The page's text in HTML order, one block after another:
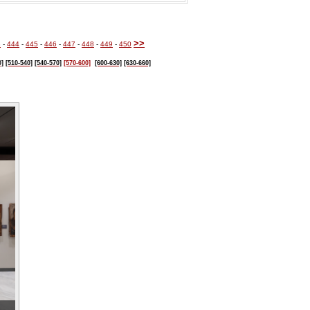
- 444 - 445 - 446 - 447 - 448 - 449 - 450 >>
[510-540] [540-570] [570-600] [600-630] [630-660]